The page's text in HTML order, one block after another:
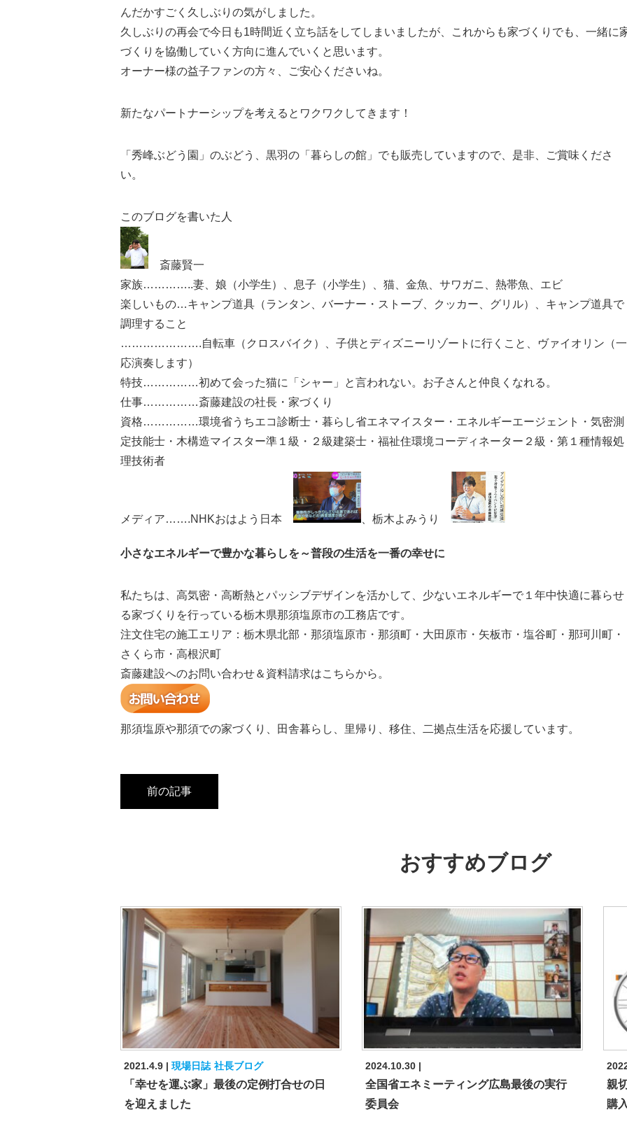
んだかすごく久しぶりの気がしました。
久しぶりの再会で今日も1時間近く立ち話をしてしまいましたが、これからも家づくりでも、一緒に
づくりを協働していく方向に進んでいくと思います。
オーナー様の益子ファンの方々、ご安心くださいね。
新たなパートナーシップを考えるとワクワクしてきます！
「秀峰ぶどう園」のぶどう、黒羽の「暮らしの館」でも販売していますので、是非、ご賞味くださ
い。
このブログを書いた人
斎藤賢一
家族…………..妻、娘（小学生）、息子（小学生）、猫、金魚、サワガニ、熱帯魚、エビ
楽しいもの…キャンプ道具（ランタン、バーナー・ストーブ、クッカー、グリル）、キャンプ道具で
調理すること
………………….自転車（クロスバイク）、子供とディズニーリゾートに行くこと、ヴァイオリン（一
応演奏します）
特技……………初めて会った猫に「シャー」と言われない。お子さんと仲良くなれる。
仕事……………斎藤建設の社長・家づくり
資格……………環境省うちエコ診断士・暮らし省エネマイスター・エネルギーエージェント・気密測
定技能士・木構造マイスター準１級・２級建築士・福祉住環境コーディネーター２級・第１種情報処
理技術者
メディア…….NHKおはよう日本 、栃木よみうり
小さなエネルギーで豊かな暮らしを～普段の生活を一番の幸せに
私たちは、高気密・高断熱とパッシブデザインを活かして、少ないエネルギーで１年中快適に暮らせ
る家づくりを行っている栃木県那須塩原市の工務店です。
注文住宅の施工エリア：栃木県北部・那須塩原市・那須町・大田原市・矢板市・塩谷町・那珂川町・
さくら市・高根沢町
斎藤建設へのお問い合わせ＆資料請求はこちらから。
那須塩原や那須での家づくり、田舎暮らし、里帰り、移住、二拠点生活を応援しています。
前の記事
おすすめブログ
2021.4.9 現場日誌 社長ブログ
「幸せを運ぶ家」最後の定例打合せの日
を迎えました
2024.10.30
全国省エネミーティング広島最後の実行
委員会
親
購